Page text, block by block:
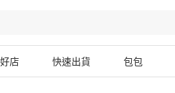
店 快速出貨 包包